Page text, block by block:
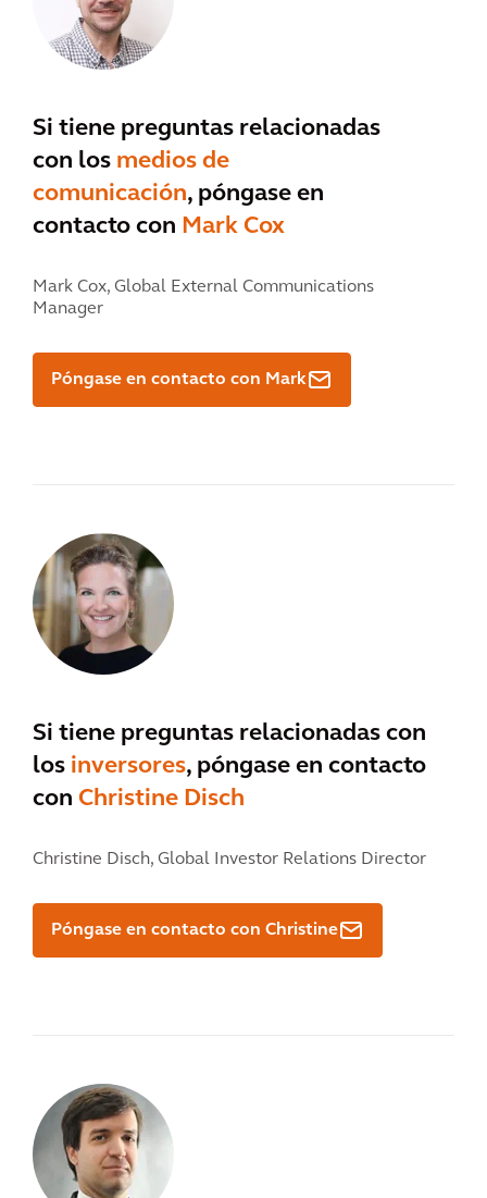
Si tiene preguntas relacionadas
con los medios de
comunicación, póngase en
contacto con Mark Cox
Mark Cox, Global External Communications
Manager
Póngase en contacto con Mark
Si tiene preguntas relacionadas con
los inversores, póngase en contacto
con Christine Disch
Christine Disch, Global Investor Relations Director
Póngase en contacto con Christine